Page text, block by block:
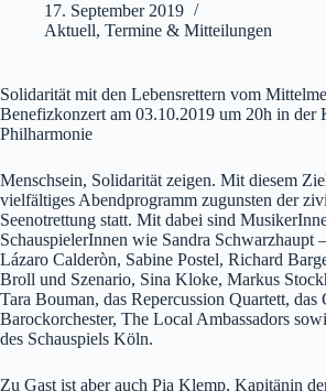
17. September 2019
Aktuell, Termine & Mitteilungen
Solidarität mit den Lebensrettern vom
Benefizkonzert am 03.10.2019 um 20h in der
Philharmonie
Menschsein, Solidarität zeigen. Mit diesem
vielfältiges Abendprogramm zugunsten der
Seenotrettung statt. Mit dabei sind
SchauspielerInnen wie Sandra Schwarzhaupt
Lázaro Calderòn, Sabine Postel, Richard
Broll und Szenario, Sina Kloke, Markus
Tara Bouman, das Repercussion Quartett, das
Barockorchester, The Local Ambassadors
des Schauspiels Köln.
Zu Gast ist aber auch Pia Klemp, Kapitänin